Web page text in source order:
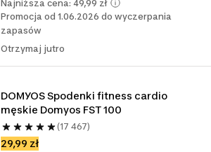
Najniższa cena: 49,99 zł
Promocja od 1.06.2026 do wyczerpania
zapasów
Otrzymaj jutro
DOMYOS Spodenki fitness cardio
męskie Domyos FST 100
(17 467)
29,99 zł